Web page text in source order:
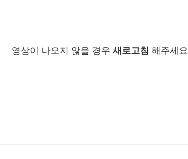
영상이 나오지 않을 경우 새로고침 해주세요